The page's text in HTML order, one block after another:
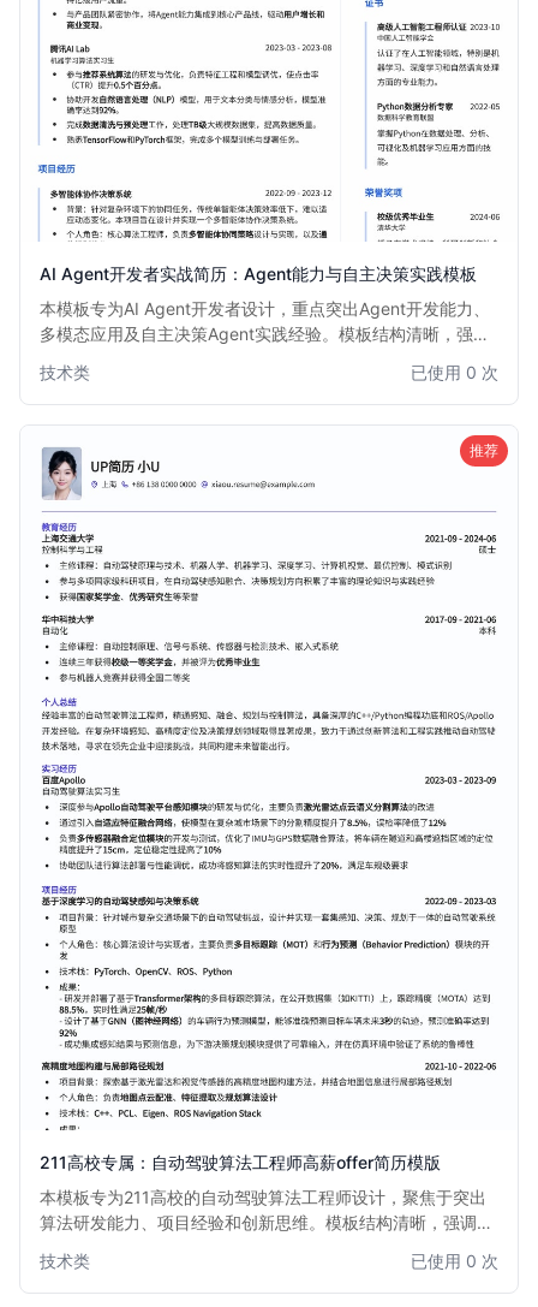
AI Agent开发者实战简历：Agent能力与自主决策实践模板
本模板专为AI Agent开发者设计，重点突出Agent开发能力、
多模态应用及自主决策Agent实践经验。模板结构清晰，强调
域的专业优势和实战能力，尤其适合有具体Agent项目经验的
候选人。
技术类 已使用 0 次
推荐
211高校专属：自动驾驶算法工程师高薪offer简历模版
本模板专为211高校的自动驾驶算法工程师设计，聚焦于突出
算法研发能力、项目经验和创新思维。模板结构清晰，强调技
驾驶领域竞争中脱颖而出，斩获高薪offer。
技术类 已使用 0 次